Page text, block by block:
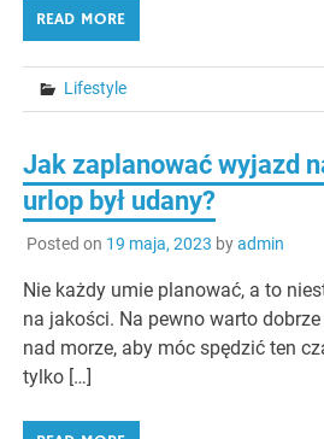
READ MORE
Lifestyle
Jak zaplanować wyjazd
urlop był udany?
Posted on 19 maja, 2023 byadmin
Nie każdy umie planować, a to
na jakości. Na pewno warto
nad morze, aby móc spędzić ten
tylko […]